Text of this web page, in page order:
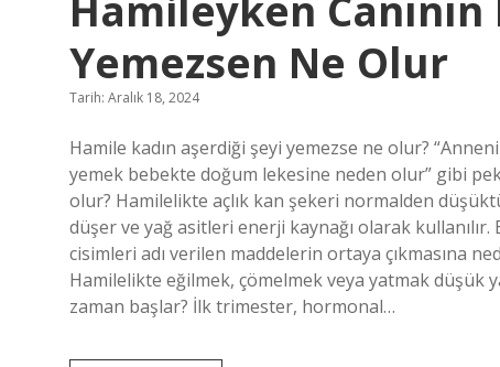
Yemezsen Ne Olur
Tarih: Aralık 18, 2024
Hamile kadın aşerdiği şeyi yemezse ne olur?
yemek bebekte doğum lekesine neden olur” gibi
olur? Hamilelikte açlık kan şekeri normalden
düşer ve yağ asitleri enerji kaynağı olarak
cisimleri adı verilen maddelerin ortaya çıkmasına
Hamilelikte eğilmek, çömelmek veya yatmak düşük
zaman başlar? İlk trimester, hormonal…